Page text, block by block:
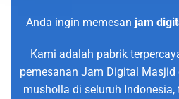
Anda ingin memesan jam
Kami adalah pabrik
pemesanan Jam Digital
musholla di seluruh